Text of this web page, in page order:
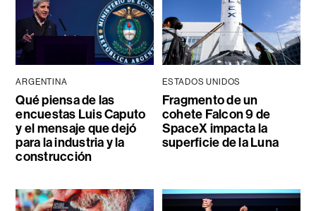
ARGENTINA
Qué piensa de las
encuestas Luis Caputo
y el mensaje que dejó
para la industria y la
construcción
ESTADOS UNIDOS
Fragmento de un
cohete Falcon 9 de
SpaceX impacta la
superficie de la Luna